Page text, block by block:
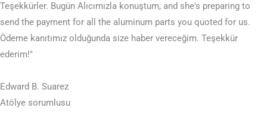
Teşekkürler. Bugün Alıcımızla konuştum, and she's preparing to
send the payment for all the aluminum parts you quoted for us.
Ödeme kanıtımız olduğunda size haber vereceğim. Teşekkür
ederim!"
Edward B. Suarez
Atölye sorumlusu